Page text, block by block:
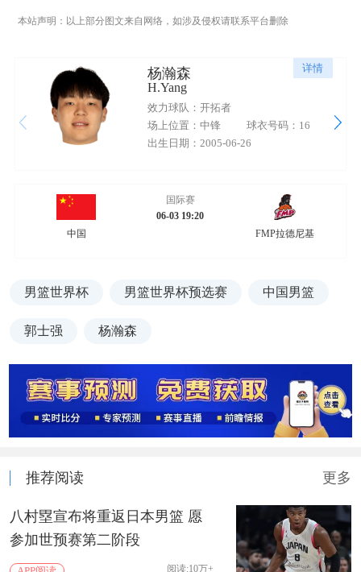
本站声明：以上部分图文来自网络，如涉及侵权请联系平台删除
详情
杨瀚森
H.Yang
效力球队：开拓者
场上位置：中锋
球衣号码：16
出生日期：2005-06-26
中国
国际赛
06-03 19:20
FMP拉德尼基
男篮世界杯 男篮世界杯预选赛 中国男篮
郭士强 杨瀚森
推荐阅读 更多
八村塁宣布将重返日本男篮 愿
参加世预赛第二阶段
阅读:10万+